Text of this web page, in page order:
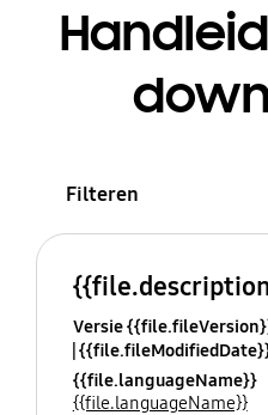
Filteren
Versie
{{file.languageName}}
{{file.languageName}}